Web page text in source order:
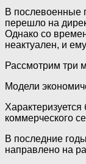
В послевоенные
перешло на
Однако со
неактуален, и
Рассмотрим три
Модели
коммерческого
В последние
направлено на